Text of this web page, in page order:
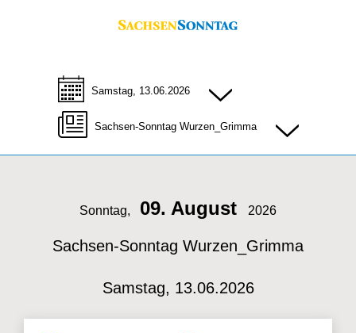
Samstag, 13.06.2026
Sachsen-Sonntag Wurzen_Grimma
Sonntag, 09. August 2026
Sachsen-Sonntag Wurzen_Grimma
Samstag, 13.06.2026